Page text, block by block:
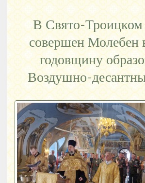
В Свято-Троицком
совершен
годовщину
Воздушно-